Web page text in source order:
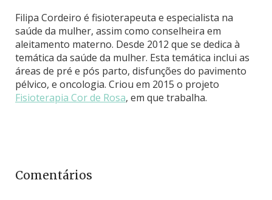
Filipa Cordeiro é fisioterapeuta e especialista na
saúde da mulher, assim como conselheira em
aleitamento materno. Desde 2012 que se dedica à
temática da saúde da mulher. Esta temática inclui as
áreas de pré e pós parto, disfunções do pavimento
pélvico, e oncologia. Criou em 2015 o projeto
Fisioterapia Cor de Rosa, em que trabalha.
Comentários